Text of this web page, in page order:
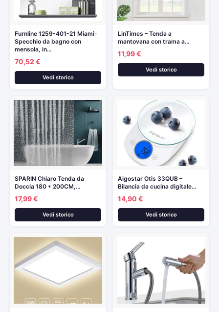
Furnline 1259-401-21 Miami-
Specchio da bagno con
mensola, in…
70,52 €
Vedi storico
LinTimes – Tenda a
mantovana con trama a…
11,99 €
Vedi storico
SPARIN Chiaro Tenda da
Doccia 180 * 200CM,…
17,99 €
Vedi storico
Aigostar Otis 33QUB –
Bilancia da cucina digitale…
14,90 €
Vedi storico